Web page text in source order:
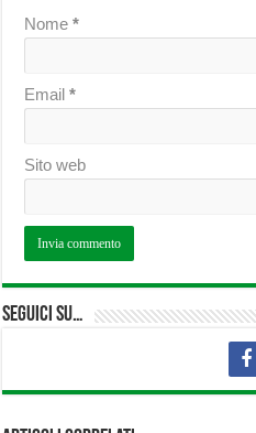
Nome*
Email*
Sito web
Seguici su…